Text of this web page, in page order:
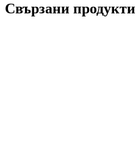
Свързани продукти